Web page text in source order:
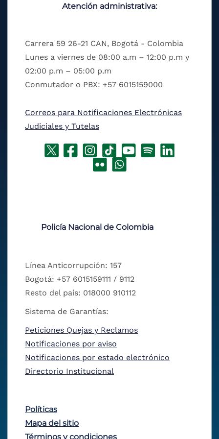
Atención administrativa:
Carrera 59 26-21 CAN, Bogotá - Colombia
Lunes a viernes de 08:00 a.m – 12:00 p.m y
02:00 p.m – 05:00 p.m
Conmutador o PBX: +57 6015159000
Correos para Notificaciones Electrónicas
Judiciales y Tutelas
Policía Nacional de Colombia
Línea Anticorrupción: 157
Bogotá: +57 6015159111 / 9112
Resto del país: 018000 910112
Sistema de Garantías:
Peticiones Quejas y Reclamos
Notificaciones por aviso
Notificaciones por estado electrónico
Directorio Institucional
Políticas
Mapa del sitio
Términos y condiciones